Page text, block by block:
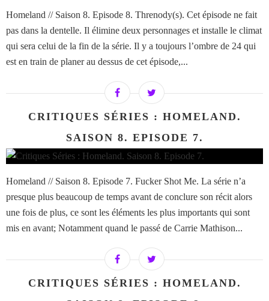
Homeland // Saison 8. Episode 8. Threnody(s). Cet épisode ne fait
pas dans la dentelle. Il élimine deux personnages et installe le climat
qui sera celui de la fin de la série. Il y a toujours l’ombre de 24 qui
est en train de planer au dessus de cet épisode,...
CRITIQUES SÉRIES : HOMELAND.
SAISON 8. EPISODE 7.
Homeland // Saison 8. Episode 7. Fucker Shot Me. La série n’a
presque plus beaucoup de temps avant de conclure son récit alors
une fois de plus, ce sont les éléments les plus importants qui sont
mis en avant; Notamment quand le passé de Carrie Mathison...
CRITIQUES SÉRIES : HOMELAND.